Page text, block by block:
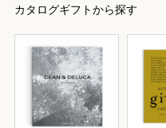
カタログギフトから探す